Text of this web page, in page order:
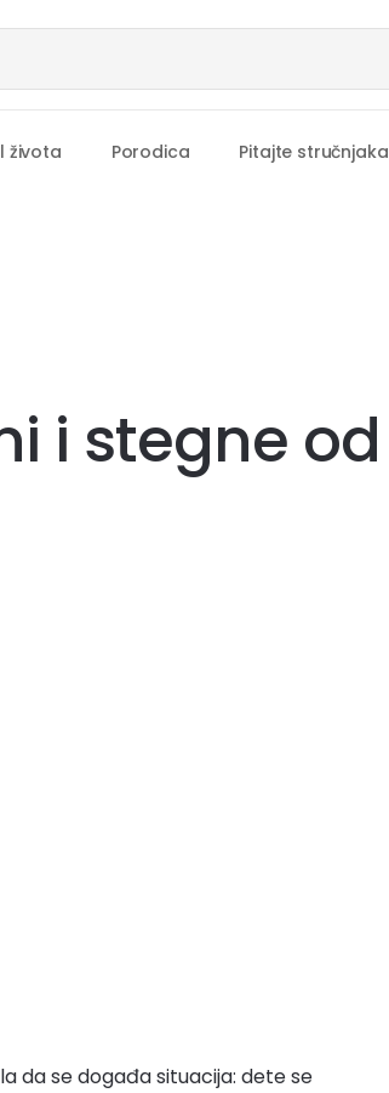
života Porodica Pitajte stručnjaka
i stegne od
da se događa situacija: dete se